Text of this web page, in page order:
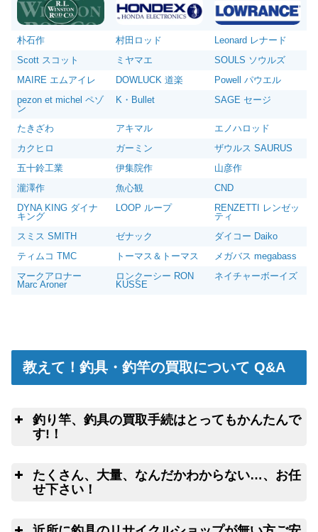
朴石作 村田ロッド
Leonard レナード
Scott スコット
ミヤマエ
SOULS ソウルズ
MAIRE エムアイレ
DOWLUCK 道楽
Powell パウエル
pezon et michel ペゾ
ン
K・Bullet SAGE セージ
たきざわ アキマル
エノハロッド
カクヒロ
ガーミン
ザウルス SAURUS
五十鈴工業
伊集院作
山彦作
瀧澤作
魚心観
CND
DYNA KING ダイナ
キング
LOOP ループ
RENZETTI レンゼッ
ティ
スミス SMITH
ゼナック
ダイコー Daiko
ティムコ TMC
トーマス＆トーマス
メガバス megabass
マークアロナー
Marc Aroner
ロンクーシー RON
KUSSE
ネイチャーボーイズ
教えて！釣具・釣竿の買取について Q&A
釣り竿、釣具の買取手続はとってもかんたんで
す!！
りクロネコヤマトの集荷申込み
釣竿を入れる無料梱包キットのお取寄サ
ービス
たくさん、大量、なんだかわからない…、お任
せ下さい！